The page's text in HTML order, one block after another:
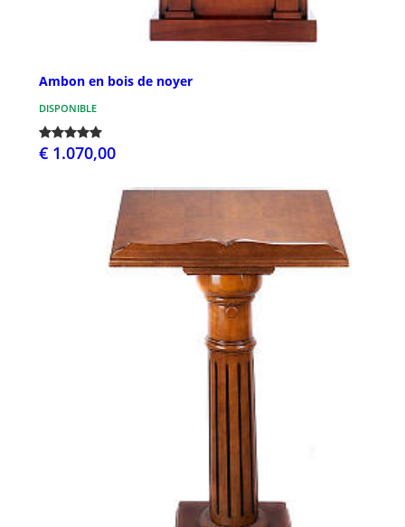
Ambon en bois de noyer
DISPONIBLE
€ 1.070,00